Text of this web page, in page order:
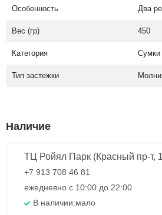
Особенность Два
Вес (гр) 450
Категория Сумки
Тип застежки
Наличие
ТЦ Ройял Парк (Красный пр-т,
+7 913 708 46 81
ежедневно с 10:00 до 22:00
В наличии:мало